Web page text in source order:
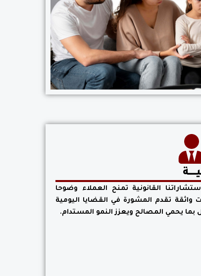
القانونية تمنح العملاء وضوحا
واثقة تقدم المشورة في القضايا اليومية
بما يحمي المصالح ويعزز النمو المستدام.